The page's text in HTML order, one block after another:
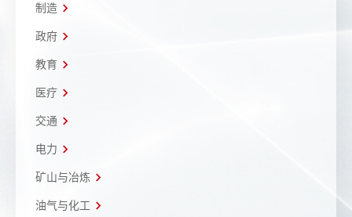
制造
政府
教育
医疗
交通
电力
矿山与冶炼
油气与化工